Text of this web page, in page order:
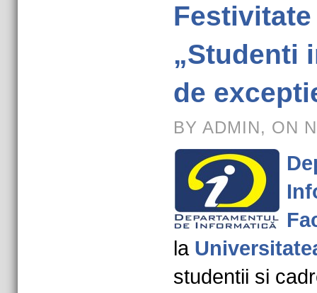
„Studenti
de
BY ADMIN, ON
la
studentii si